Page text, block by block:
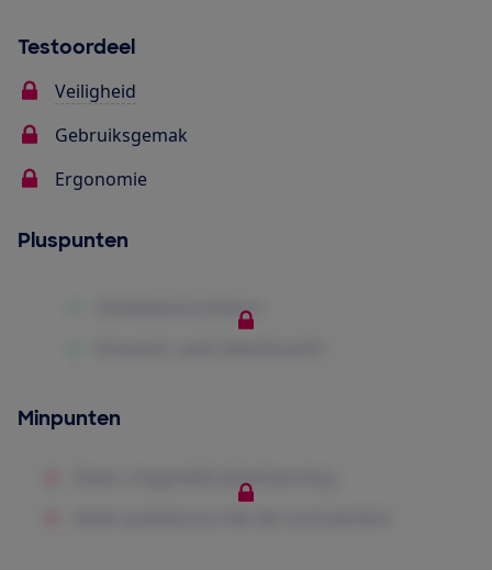
Testoordeel
Veiligheid
Gebruiksgemak
Ergonomie
Pluspunten
Minpunten